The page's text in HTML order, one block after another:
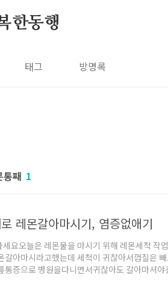
한동행
태그 방명록
통째 1
레몬갈아마시기, 염증없애기
세요오늘은 레몬물을 마시기 위해 레몬세척 작
갈아마시라고했는데 세척이 귀찮아서껍질은
통증으로 병원을다니면서귀찮아도 갈아마셔